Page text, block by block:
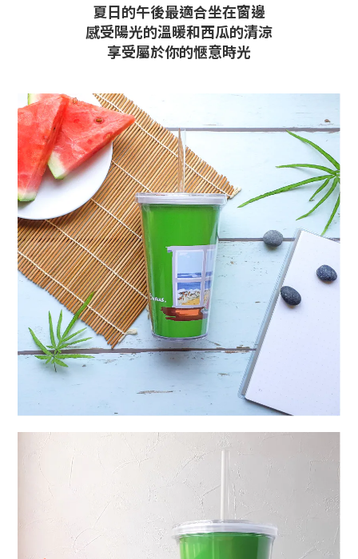
夏日的午後最適合坐在窗邊
感受陽光的溫暖和西瓜的清涼
享受屬於你的愜意時光